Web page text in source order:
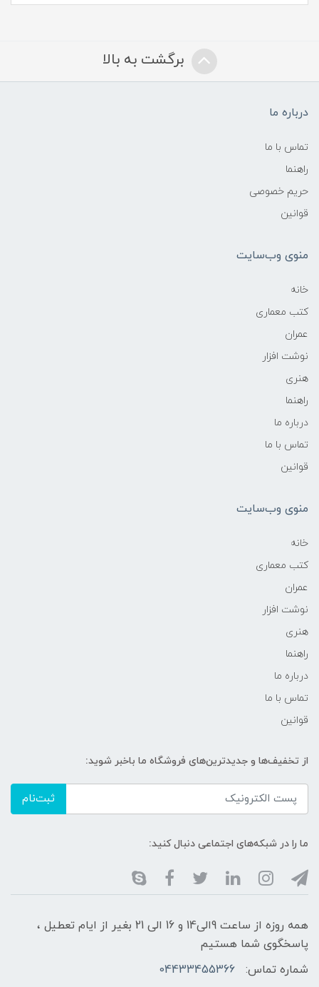
برگشت به بالا
درباره ما
تماس با ما
راهنما
حریم خصوصی
قوانین
منوی وب‌سایت
خانه
کتب معماری
عمران
نوشت افزار
هنری
راهنما
درباره ما
تماس با ما
قوانین
منوی وب‌سایت
خانه
کتب معماری
عمران
نوشت افزار
هنری
راهنما
درباره ما
تماس با ما
قوانین
از تخفیف‌ها و جدیدترین‌های فروشگاه ما باخبر شوید:
ثبت‌نام
ما را در شبکه‌های اجتماعی دنبال کنید:
همه روزه از ساعت 9الی14 و 16 الی 21 بغیر از ایام تعطیل ،
پاسخگوی شما هستیم
شماره تماس:
04433455366